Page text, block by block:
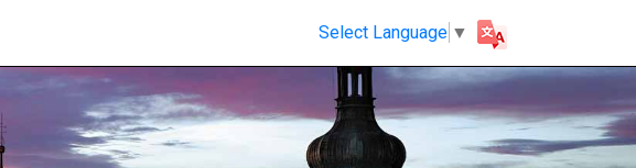
Select Language ▼